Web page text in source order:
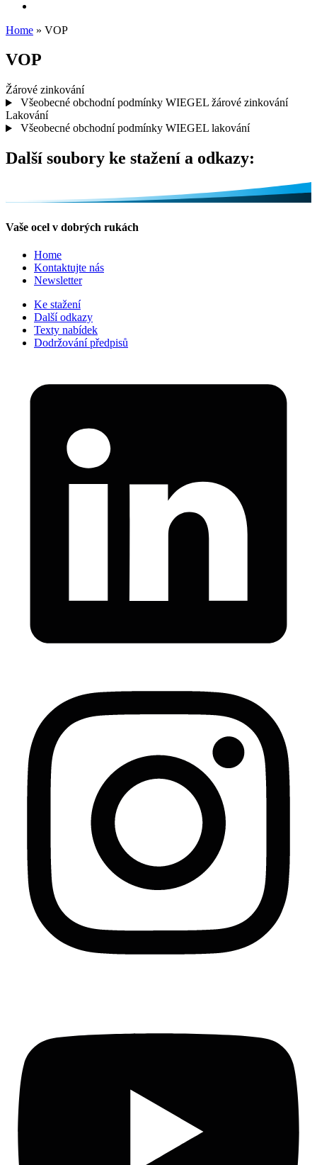
Home » VOP
VOP
Žárové zinkování
Všeobecné obchodní podmínky WIEGELžárové zinkování
Lakování
Všeobecné obchodní podmínky WIEGELlakování
Další soubory ke stažení a odkazy:
Vaše ocel v dobrých rukách
Home
Kontaktujte nás
Newsletter
Ke stažení
Další odkazy
Texty nabídek
Dodržování předpisů